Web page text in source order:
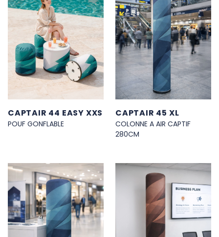
UKNOW
CAPTAIR 44 EASY XXS
POUF GONFLABLE
CAPTAIR 45 XL
COLONNE A AIR CAPTIF
280CM